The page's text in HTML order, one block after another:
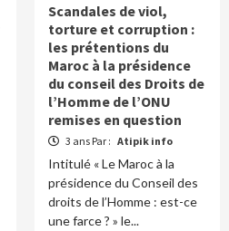
Scandales de viol,
torture et corruption :
les prétentions du
Maroc à la présidence
du conseil des Droits de
l’Homme de l’ONU
remises en question
3 ans Par : Atipik info
Intitulé « Le Maroc à la
présidence du Conseil des
droits de l’Homme : est-ce
une farce ? » le...